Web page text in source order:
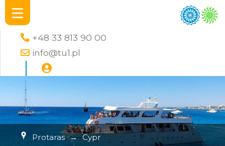
+48 33 813 90 00
info@tu1.pl
Protaras → Cypr